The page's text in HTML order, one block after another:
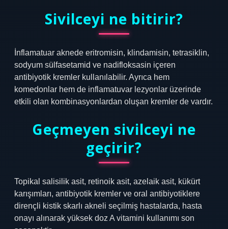
Sivilceyi ne bitirir?
İnflamatuar aknede eritromisin, klindamisin, tetrasiklin,
sodyum sülfasetamid ve nadifloksasin içeren
antibiyotik kremler kullanılabilir. Ayrıca hem
komedonlar hem de inflamatuvar lezyonlar üzerinde
etkili olan kombinasyonlardan oluşan kremler de vardır.
Geçmeyen sivilceyi ne
geçirir?
Topikal salisilik asit, retinoik asit, azelaik asit, kükürt
karışımları, antibiyotik kremler ve oral antibiyotiklere
dirençli kistik skarlı akneli seçilmiş hastalarda, hasta
onayı alınarak yüksek doz A vitamini kullanımı son